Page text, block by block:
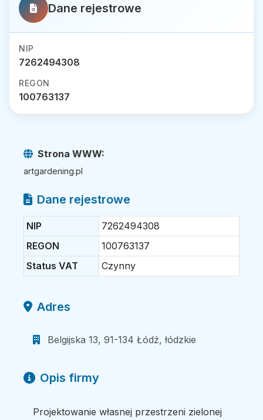
Dane rejestrowe
NIP
7262494308
REGON
100763137
Strona WWW:
artgardening.pl
Dane rejestrowe
NIP
7262494308
REGON
100763137
Status VAT
Czynny
Adres
Belgijska 13, 91-134 Łódź, łódzkie
Opis firmy
Projektowanie własnej przestrzeni zielonej